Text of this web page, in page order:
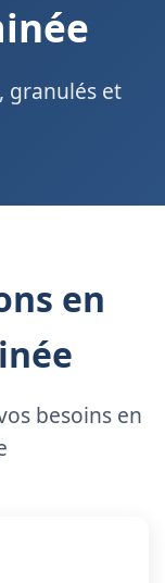
granulés et
en
besoins en